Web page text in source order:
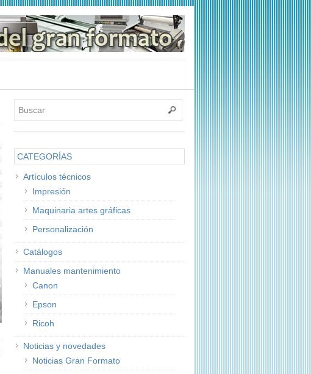
CATEGORÍAS
Artículos técnicos
Impresión
Maquinaria artes gráficas
Personalización
Catálogos
Manuales mantenimiento
Canon
Epson
Ricoh
Noticias y novedades
Noticias Gran Formato